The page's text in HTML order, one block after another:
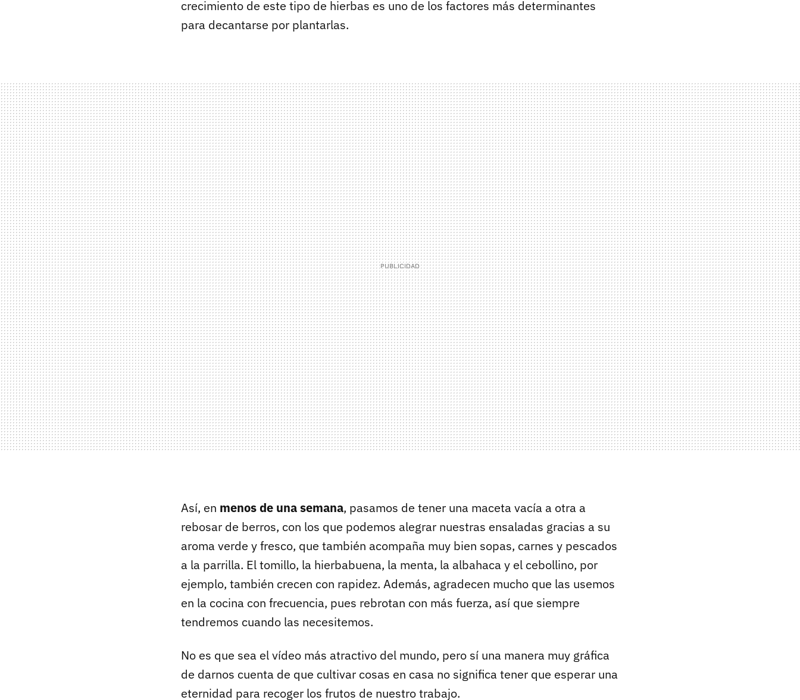
crecimiento de este tipo de hierbas es uno de los factores más determinantes
para decantarse por plantarlas.
Así, en menos de una semana, pasamos de tener una maceta vacía a otra a
rebosar de berros, con los que podemos alegrar nuestras ensaladas gracias a su
aroma verde y fresco, que también acompaña muy bien sopas, carnes y pescados
a la parrilla. El tomillo, la hierbabuena, la menta, la albahaca y el cebollino, por
ejemplo, también crecen con rapidez. Además, agradecen mucho que las usemos
en la cocina con frecuencia, pues rebrotan con más fuerza, así que siempre
tendremos cuando las necesitemos.
No es que sea el vídeo más atractivo del mundo, pero sí una manera muy gráfica
de darnos cuenta de que cultivar cosas en casa no significa tener que esperar una
eternidad para recoger los frutos de nuestro trabajo.